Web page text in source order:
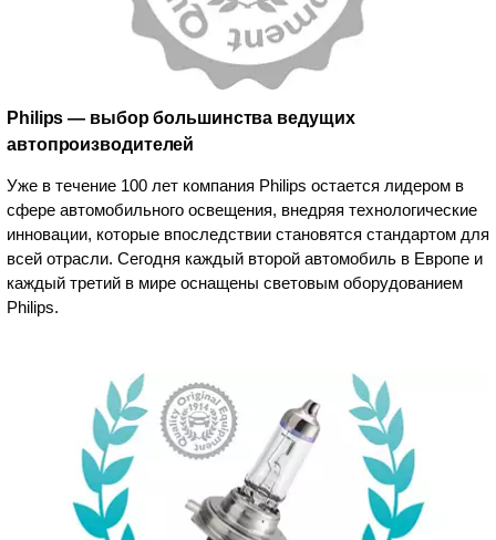
Philips — выбор большинства ведущих
автопроизводителей
Уже в течение 100 лет компания Philips остается лидером в
сфере автомобильного освещения, внедряя технологические
инновации, которые впоследствии становятся стандартом для
всей отрасли. Сегодня каждый второй автомобиль в Европе и
каждый третий в мире оснащены световым оборудованием
Philips.